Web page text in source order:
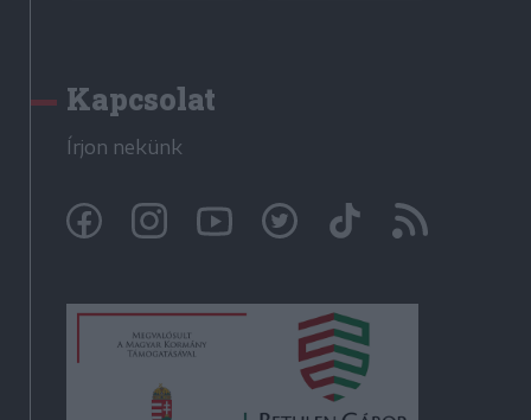
Kapcsolat
Írjon nekünk